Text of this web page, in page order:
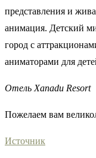
представления и
анимация. Детский
город с
аниматорами для
Отель Xanadu Resort
Пожелаем вам
Источник